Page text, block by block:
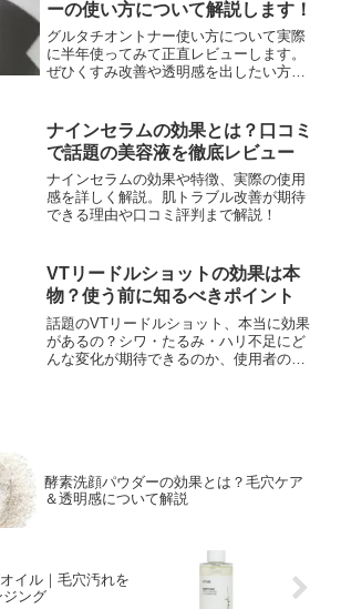
ーの使い方について解説します！
グルタチオントナー使い方について実際
に半年使ってみて正直レビューします。
ぜひくすみ改善や透明感を出したい方は
ナインセラムの効果とは？口コミ
で話題の美容液を徹底レビュー
ナインセラムの効果や特徴、実際の使用
感を詳しく解説。肌トラブル改善が期待
できる理由や口コミ評判まで解説！
VTリードルショットの効果は本
物？使う前に知るべきポイント
話題のVTリードルショット、本当に効果
があるの？シワ・たるみ・ハリ不足にど
んな変化が期待できるのか、使用者の声
酵素洗顔パウダーの効果とは？毛穴ケア
＆透明感について解説
イル｜毛穴汚れを
ジング